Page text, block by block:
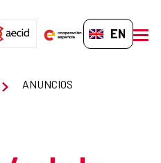
EN-GB
ANUNCIOS